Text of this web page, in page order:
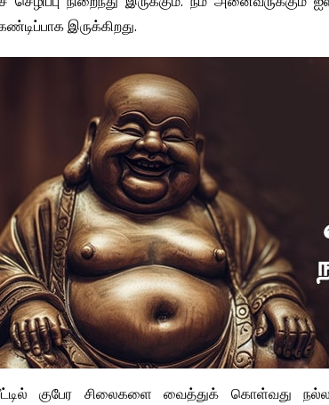
இருக்கிறது.
குபேர சிலைகளை வைத்துக் கொள்வது